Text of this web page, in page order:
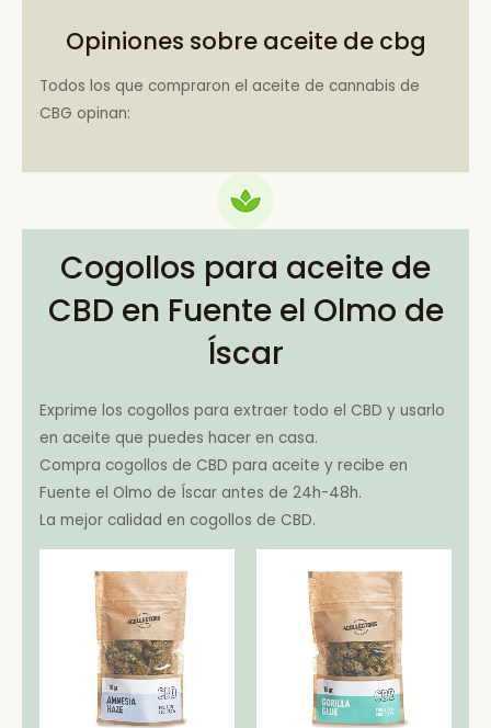
Opiniones sobre aceite de cbg
Todos los que compraron el aceite de cannabis de
CBG opinan:
Cogollos para aceite de
CBD en Fuente el Olmo de
Íscar
Exprime los cogollos para extraer todo el CBD y usarlo
en aceite que puedes hacer en casa.
Compra cogollos de CBD para aceite y recibe en
Fuente el Olmo de Íscar antes de 24h-48h.
La mejor calidad en cogollos de CBD.